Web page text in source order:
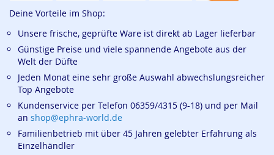
Deine Vorteile im Shop:
Unsere frische, geprüfte Ware ist direkt ab Lager lieferbar
Günstige Preise und viele spannende Angebote aus der
Welt der Düfte
Jeden Monat eine sehr große Auswahl abwechslungsreicher
Top Angebote
Kundenservice per Telefon 06359/4315 (9-18) und per Mail
an shop@ephra-world.de
Familienbetrieb mit über 45 Jahren gelebter Erfahrung als
Einzelhändler